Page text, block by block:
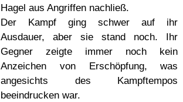
Hagel aus Angriffen nachließ.
Der Kampf ging schwer auf ihr
Ausdauer, aber sie stand noch. Ihr
Gegner zeigte immer noch kein
Anzeichen von Erschöpfung, was
angesichts des Kampftempos
beeindrucken war.